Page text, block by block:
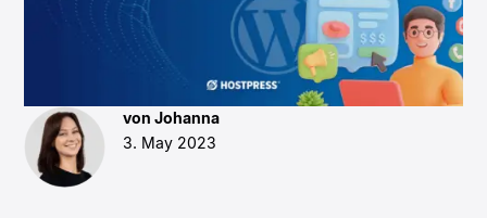
von Johanna
3. May 2023